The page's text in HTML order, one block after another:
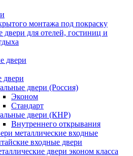
монтажа под покраску
для отелей, гостиниц и
двери
двери
двери (Россия)
Эконом
Стандарт
двери (КНР)
Внутреннего открывания
металлические входные
входные двери
двери эконом класса